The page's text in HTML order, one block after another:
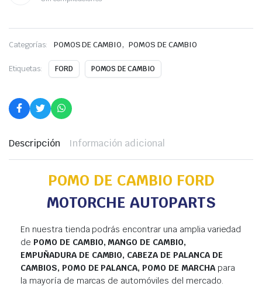
Categorías: POMOS DE CAMBIO, POMOS DE CAMBIO
Etiquetas: FORD POMOS DE CAMBIO
Descripción Información adicional
POMO DE CAMBIO FORD
MOTORCHE AUTOPARTS
En nuestra tienda podrás encontrar una amplia variedad
de POMO DE CAMBIO, MANGO DE CAMBIO,
EMPUÑADURA DE CAMBIO, CABEZA DE PALANCA DE
CAMBIOS, POMO DE PALANCA, POMO DE MARCHApara
la mayoría de marcas de automóviles del mercado.